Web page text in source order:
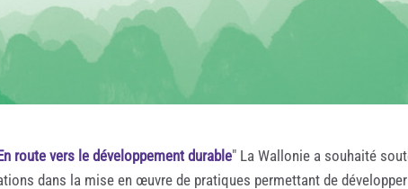
route vers le développement durable" La Wallonie a souhaité
dans la mise en œuvre de pratiques permettant de